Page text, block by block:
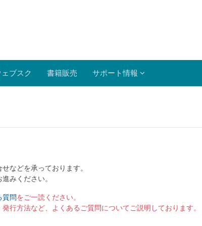
ブスク 書籍販売 サポート情報
などを承っております。
みください。
質問をご一読ください。
行方法など、よくあるご質問についてご説明しております。